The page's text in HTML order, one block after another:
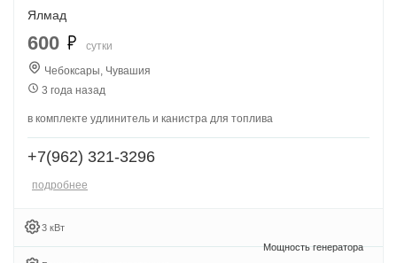
Ялмад
600
сутки
Чебоксары, Чувашия
3 года назад
в комплекте удлинитель и канистра для топлива
+7(962) 321-3296
подробнее
3 кВт